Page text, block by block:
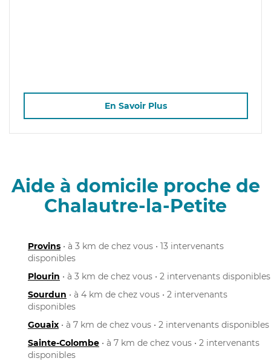
En Savoir Plus
Aide à domicile proche de
Chalautre-la-Petite
Provins • à 3 km de chez vous • 13 intervenants
disponibles
Plourin • à 3 km de chez vous • 2 intervenants disponibles
Sourdun • à 4 km de chez vous • 2 intervenants
disponibles
Gouaix • à 7 km de chez vous • 2 intervenants disponibles
Sainte-Colombe • à 7 km de chez vous • 2 intervenants
disponibles